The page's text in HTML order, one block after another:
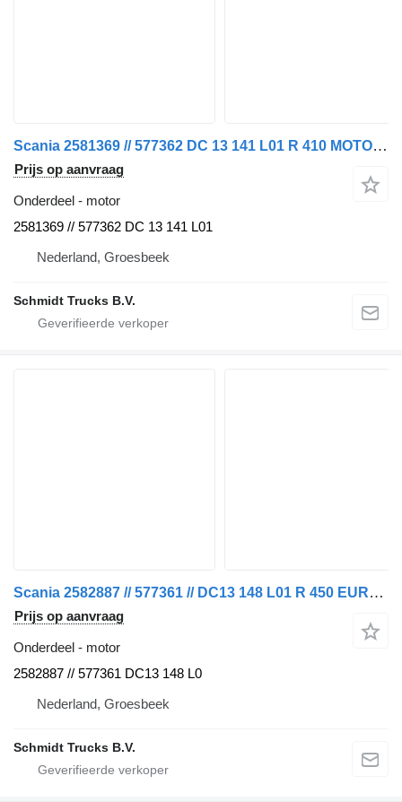
Scania 2581369 // 577362 DC 13 141 L01 R 410 MOTOR NGS voor vrachtwagen
Prijs op aanvraag
Onderdeel - motor
2581369 // 577362 DC 13 141 L01
Nederland, Groesbeek
Schmidt Trucks B.V.
Scania 2582887 // 577361 // DC13 148 L01 R 450 EURO 6 NGS motor voor vrachtwagen
Prijs op aanvraag
Onderdeel - motor
2582887 // 577361 DC13 148 L0
Nederland, Groesbeek
Schmidt Trucks B.V.